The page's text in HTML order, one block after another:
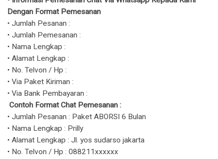
Dengan Format Pemesanan
• Jumlah Pesanan :
• Jumlah Pemesanan :
• Nama Lengkap :
• Alamat Lengkap :
• No. Telvon / Hp :
• Via Paket Kiriman :
• Via Bank Pembayaran :
Contoh Format Chat Pemesanan :
• Jumlah Pesanan : Paket ABORSI 6 Bulan
• Nama Lengkap : Prilly
• Alamat Lengkap : Jl. yos sudarso jakarta
• No. Telvon / Hp : 088211xxxxxx